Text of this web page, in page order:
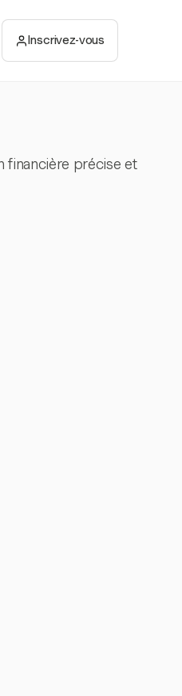
Inscrivez-vous
financière précise et